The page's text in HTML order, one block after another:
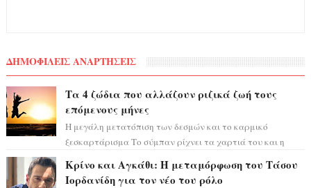
ΔΗΜΟΦΙΛΕΙΣ ΑΝΑΡΤΗΣΕΙΣ
Τα 4 ζώδια που αλλάζουν ριζικά ζωή τους
επόμενους μήνες
Η μεγάλη μετατόπιση των δεσμών και το καρμικό
ξεσκαρτάρισμα Το σύμπαν ρίχνει τα χαρτιά του και η
Κρίνο και Αγκάθι: Η μεταμόρφωση του Τάσου
Ιορδανίδη για τον νέο του ρόλο